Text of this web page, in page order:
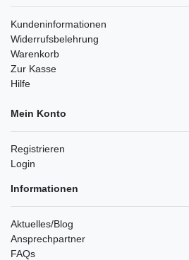
Kundeninformationen
Widerrufsbelehrung
Warenkorb
Zur Kasse
Hilfe
Mein Konto
Registrieren
Login
Informationen
Aktuelles/Blog
Ansprechpartner
FAQs